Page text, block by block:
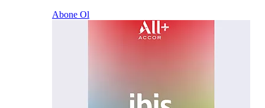
Abone Ol